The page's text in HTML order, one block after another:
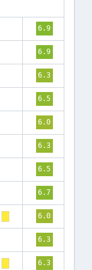
6.9
6.9
6.3
6.5
6.0
6.3
6.5
6.7
6.0
6.3
6.3